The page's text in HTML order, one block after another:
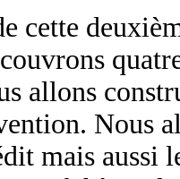
cette
allons
Nous
mais aussi